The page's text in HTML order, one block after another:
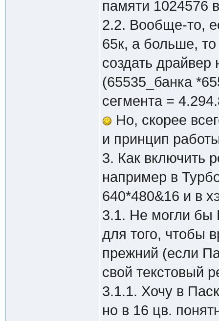
памяти 1024576
2.2. Вообще-то,
65к, а больше,
создать
(65535_банка
сегмента =
Но, скорее
и принцип
3. Как включить
например в
640*480&16 и в
3.1. Не могли бы
для того, чтобы
прежний (если
свой текстовый
3.1.1. Хочу в
но в 16 цв.